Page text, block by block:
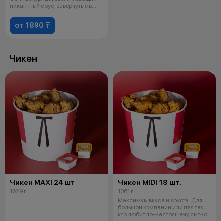
пикантный соус, завернутые в
от 1890 ₸
Чикен
Чикен MAXI 24 шт
1629 г
Чикен MIDI 18 шт.
1061 г
Максимум вкуса и хруста. Для
большой компании или для тех,
кто любит по-настоящему сытно.